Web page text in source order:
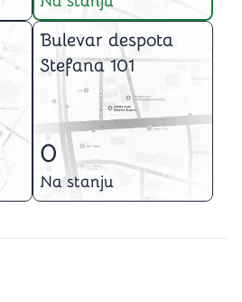
Bulevar despota
Stefana 101
0
Na stanju